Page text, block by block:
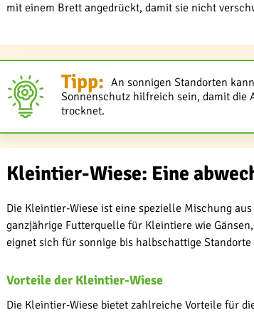
mit einem Brett angedrückt, damit sie nicht
Tipp: An sonnigen Standorten
Sonnenschutz hilfreich sein, damit die
trocknet.
Kleintier-Wiese: Eine
Die Kleintier-Wiese ist eine spezielle Mischung
ganzjährige Futterquelle für Kleintiere wie
eignet sich für sonnige bis halbschattige
Vorteile der Kleintier-Wiese
Die Kleintier-Wiese bietet zahlreiche Vorteile für